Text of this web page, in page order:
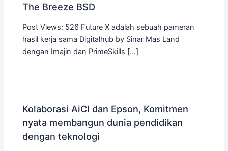
The Breeze BSD
Post Views: 526 Future X adalah sebuah pameran
hasil kerja sama Digitalhub by Sinar Mas Land
dengan Imajin dan PrimeSkills […]
Kolaborasi AiCI dan Epson, Komitmen
nyata membangun dunia pendidikan
dengan teknologi